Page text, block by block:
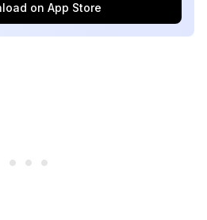
on App Store